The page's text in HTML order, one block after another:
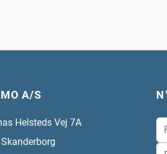
A/S
Helsteds Vej 7A
Skanderborg